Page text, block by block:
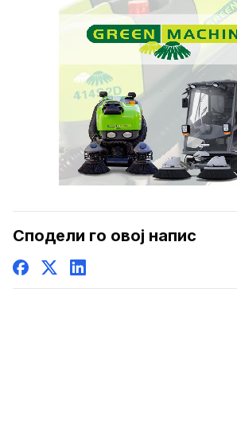
Сподели го овој напис